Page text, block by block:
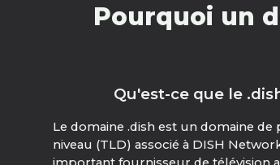
Pourquoi un
Qu'est-ce que le
Le domaine .dish est un domaine de
niveau (TLD) associé à DISH